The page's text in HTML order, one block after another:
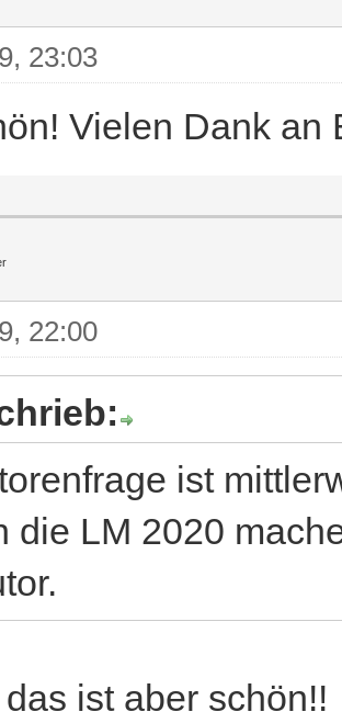
23:03
Vielen Dank an
22:00
ist
die LM 2020
das ist aber